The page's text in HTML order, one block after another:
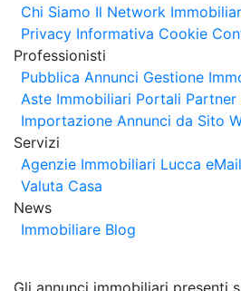
Chi Siamo Il Network
Privacy Informativa Cookie
Professionisti
Pubblica Annunci Gestione
Aste Immobiliari Portali
Importazione Annunci da Sito
Servizi
Agenzie Immobiliari Lucca
Valuta Casa
News
Immobiliare Blog
Gli annunci immobiliari presenti